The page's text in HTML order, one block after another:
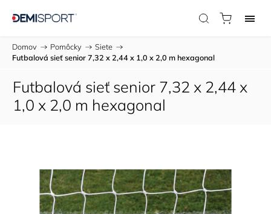
Domov / Pomôcky / Siete /
Futbalová sieť senior 7,32 x 2,44 x 1,0 x 2,0 m hexagonal
Futbalová sieť senior 7,32 x 2,44 x
1,0 x 2,0 m hexagonal